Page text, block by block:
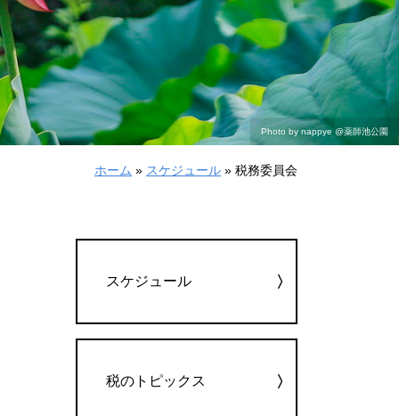
ザ・青年タイムス
会員交流・研修会
Photo by nappye@薬師池公園
ホーム » スケジュール » 税務委員会
スケジュール
税のトピックス